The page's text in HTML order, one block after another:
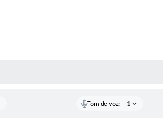
Tom de voz: